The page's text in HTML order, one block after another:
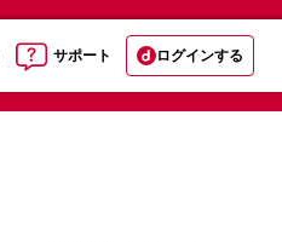
サポート ログインする